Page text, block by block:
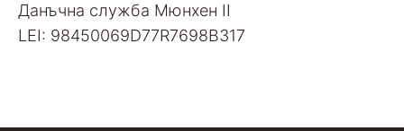
Данъчна служба Мюнхен II
LEI: 98450069D77R7698B317